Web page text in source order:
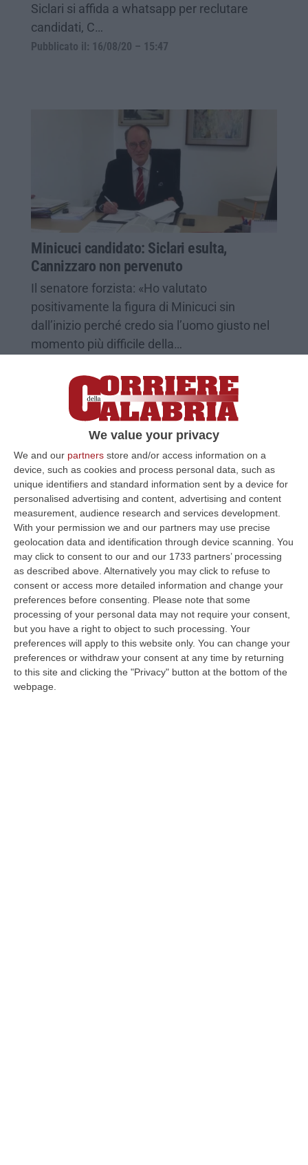
We value your privacy
We and our partners store and/or access information on a
device, such as cookies and process personal data, such as
unique identifiers and standard information sent by a device for
personalised advertising and content, advertising and content
measurement, audience research and services development.
With your permission we and our partners may use precise
geolocation data and identification through device scanning. You
may click to consent to our and our 1733 partners’ processing
as described above. Alternatively you may click to refuse to
consent or access more detailed information and change your
preferences before consenting. Please note that some
processing of your personal data may not require your consent,
but you have a right to object to such processing. Your
preferences will apply to this website only. You can change your
preferences or withdraw your consent at any time by returning
to this site and clicking the "Privacy" button at the bottom of the
webpage.
Siclari si affida a whatsapp per reclutare
candidati, C…
Pubblicato il: 16/08/20 – 15:47
Minicuci candidato: Siclari esulta,
Cannizzaro non pervenuto
Il senatore forzista: «Ho valutato
positivamente la figura di Minicuci sin
dall’inizio perché credo sia l’uomo giusto nel
momento più difficile della…
Effetto inverso a Reggio Calabria: tanti
divieti non riducono gli assembramenti –
VIDEO
Autobus ridotti del 30%: passeggeri accalcati.
Due soli collegamenti giornalieri con la Sicilia:
traghetto preso d’assalto. Lo scontro tra
prevenzion…